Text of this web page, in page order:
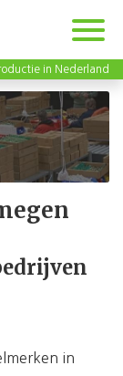
in Nederland
in